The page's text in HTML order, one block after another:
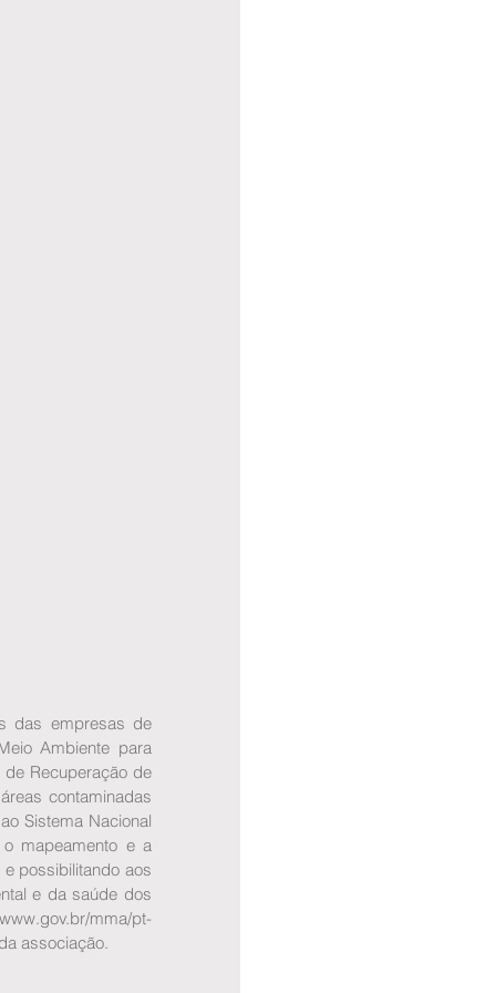
das empresas de
Ambiente para
Recuperação de
contaminadas
Sistema Nacional
mapeamento e a
possibilitando aos
e da saúde dos
mma/pt-
associação.